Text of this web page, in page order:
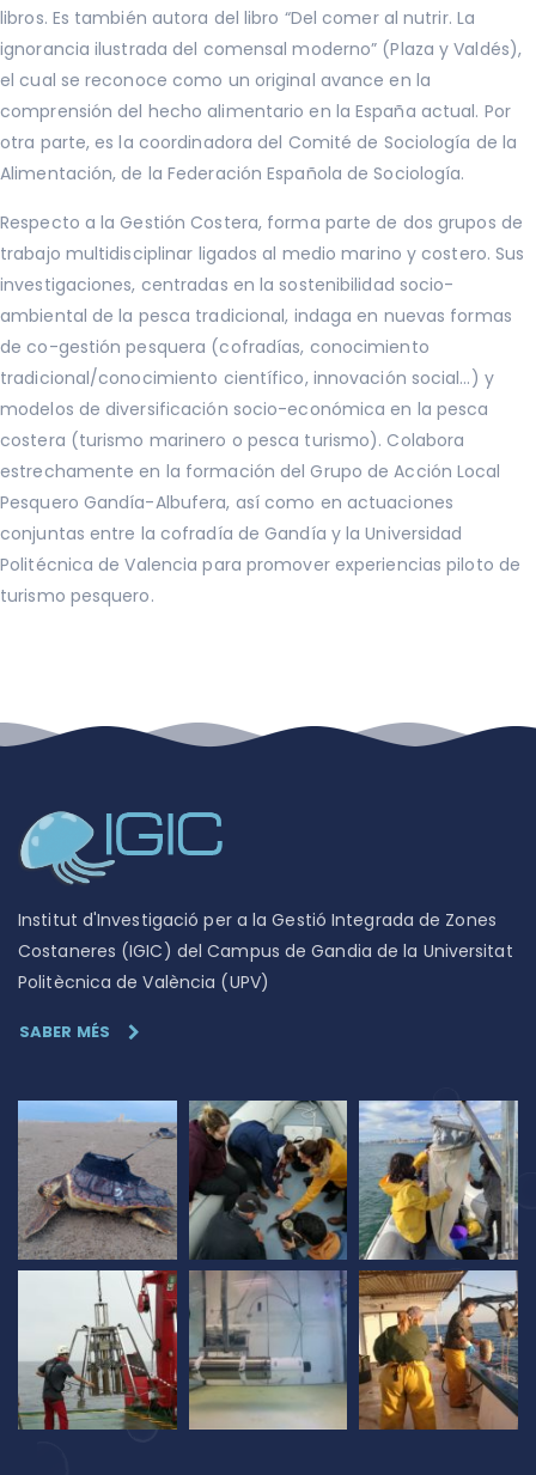
libros. Es también autora del libro “Del comer al nutrir. La
ignorancia ilustrada del comensal moderno” (Plaza y Valdés),
el cual se reconoce como un original avance en la
comprensión del hecho alimentario en la España actual. Por
otra parte, es la coordinadora del Comité de Sociología de la
Alimentación, de la Federación Española de Sociología.
Respecto a la Gestión Costera, forma parte de dos grupos de
trabajo multidisciplinar ligados al medio marino y costero. Sus
investigaciones, centradas en la sostenibilidad socio-
ambiental de la pesca tradicional, indaga en nuevas formas
de co-gestión pesquera (cofradías, conocimiento
tradicional/conocimiento científico, innovación social…) y
modelos de diversificación socio-económica en la pesca
costera (turismo marinero o pesca turismo). Colabora
estrechamente en la formación del Grupo de Acción Local
Pesquero Gandía-Albufera, así como en actuaciones
conjuntas entre la cofradía de Gandía y la Universidad
Politécnica de Valencia para promover experiencias piloto de
turismo pesquero.
Institut d'Investigació per a la Gestió Integrada de Zones
Costaneres (IGIC) del Campus de Gandia de la Universitat
Politècnica de València (UPV)
SABER MÉS